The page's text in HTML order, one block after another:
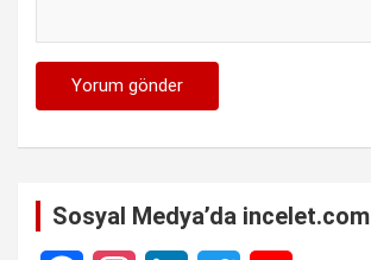
Sosyal Medya’da incelet.com